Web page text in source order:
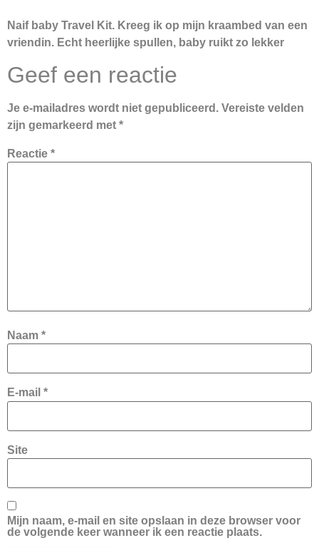
Naif baby Travel Kit. Kreeg ik op mijn kraambed van een
vriendin. Echt heerlijke spullen, baby ruikt zo lekker
Geef een reactie
Je e-mailadres wordt niet gepubliceerd. Vereiste velden
zijn gemarkeerd met *
Reactie *
Naam *
E-mail *
Site
Mijn naam, e-mail en site opslaan in deze browser voor
de volgende keer wanneer ik een reactie plaats.